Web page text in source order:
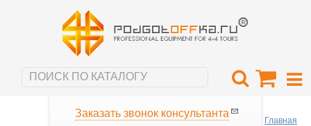
Заказать звонок консультанта
Главная